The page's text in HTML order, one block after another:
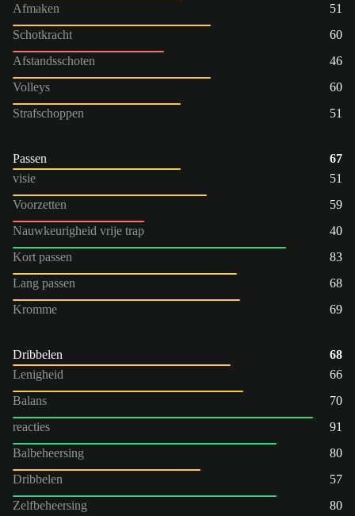
Afmaken
51
Schotkracht
60
Afstandsschoten
46
Volleys
60
Strafschoppen
51
Passen
67
visie
51
Voorzetten
59
Nauwkeurigheid vrije trap
40
Kort passen
83
Lang passen
68
Kromme
69
Dribbelen
68
Lenigheid
66
Balans
70
reacties
91
Balbeheersing
80
Dribbelen
57
Zelfbeheersing
80